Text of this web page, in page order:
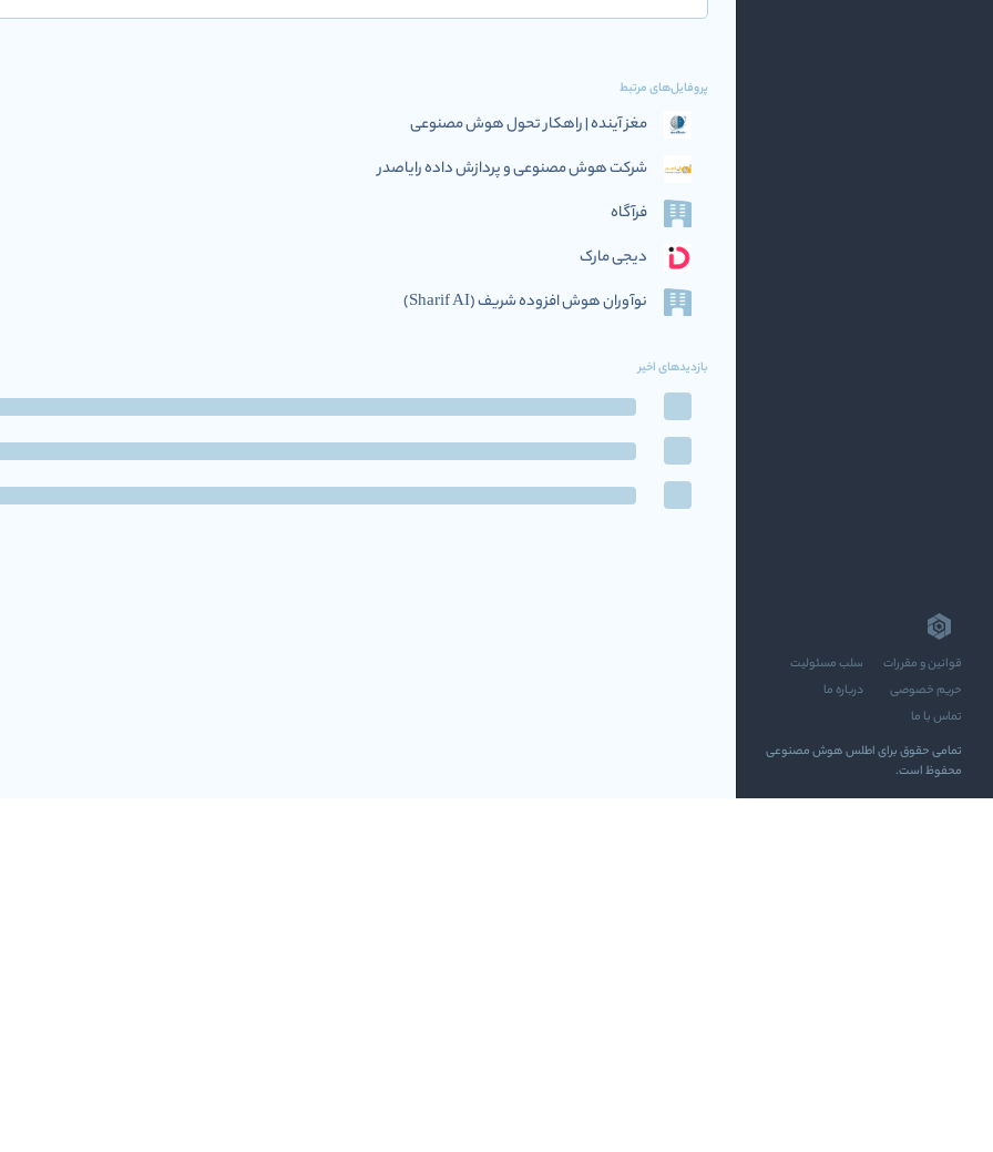
قوانین و مقررات
سلب مسئولیت
حریم خصوصی
درباره ما
تماس با ما
تمامی حقوق برای اطلس هوش مصنوعی
محفوظ است.
پروفایل‌های مرتبط
مغز آینده | راهکار تحول هوش مصنوعی
شرکت هوش مصنوعی و پردازش داده رایاصدر
فرآگاه
دیجی مارک
نوآوران هوش افزوده‌ شریف (Sharif AI)
بازدیدهای اخیر